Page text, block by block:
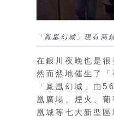
「鳳凰幻城」現有
在銀川夜晚也是
然而然地催生了
「鳳凰幻城」由
凰廣場、煙火、
凰城等七大新型